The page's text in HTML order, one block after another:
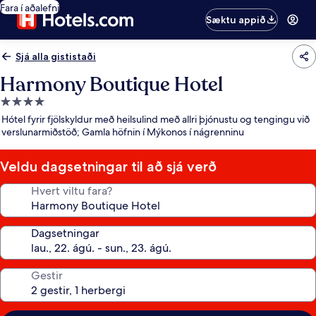
Fara í aðalefni
Sæktu appið
Sjá alla gististaði
Harmony Boutique Hotel
4.0
stjörnu
gististaður
Hótel fyrir fjölskyldur með heilsulind með allri þjónustu og tengingu við
verslunarmiðstöð; Gamla höfnin í Mýkonos í nágrenninu
Veldu dagsetningar til að sjá verð
Hvert viltu fara?
Dagsetningar
Gestir